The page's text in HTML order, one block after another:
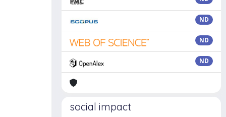
ND
ND
ND
social impact